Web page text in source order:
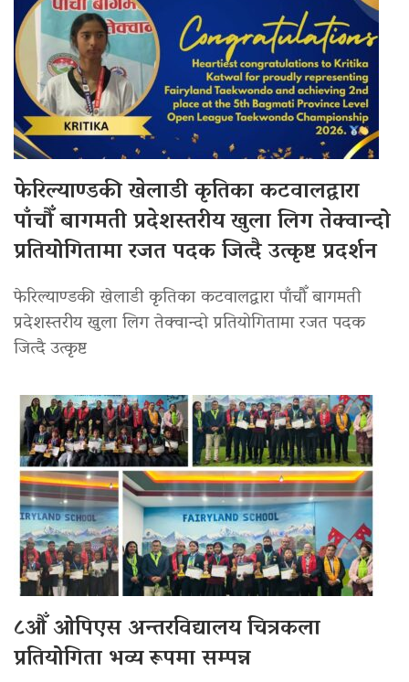
फेरिल्याण्डकी खेलाडी कृतिका कटवालद्वारा
पाँचौँ बागमती प्रदेशस्तरीय खुला लिग तेक्वान्दो
प्रतियोगितामा रजत पदक जित्दै उत्कृष्ट प्रदर्शन
फेरिल्याण्डकी खेलाडी कृतिका कटवालद्वारा पाँचौँ बागमती
प्रदेशस्तरीय खुला लिग तेक्वान्दो प्रतियोगितामा रजत पदक
जित्दै उत्कृष्ट
८औँ ओपिएस अन्तरविद्यालय चित्रकला
प्रतियोगिता भव्य रूपमा सम्पन्न